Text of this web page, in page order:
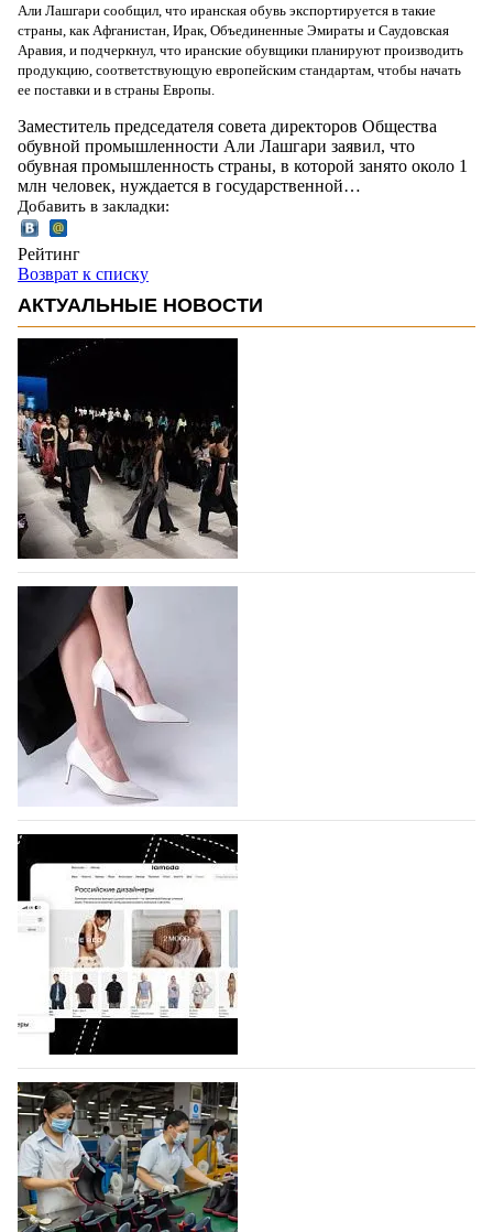
Али Лашгари сообщил, что иранская обувь экспортируется в такие
страны, как Афганистан, Ирак, Объединенные Эмираты и Саудовская
Аравия, и подчеркнул, что иранские обувщики планируют производить
продукцию, соответствующую европейским стандартам, чтобы начать
ее поставки и в страны Европы.
Заместитель председателя совета директоров Общества
обувной промышленности Али Лашгари заявил, что
обувная промышленность страны, в которой занято около 1
млн человек, нуждается в государственной…
Добавить в закладки:
Рейтинг
Возврат к списку
АКТУАЛЬНЫЕ НОВОСТИ
На участие в Московской неделе моды
подано 1047 заявок
На участие в седьмой Московской неделе моды,
которая пройдет в российской столице с 26 сентября
по 1 октября, уже подано 1047 заявок. Примерно
половину из них (494) прислали дизайнеры,
коллекции которых не были представлены в…
07.08.2026 539
BALLINA представит свои новинки на Euro
Shoes
Компания BALLINA Guangzhou Lihuang Footwear
Co., Ltd., основанная в 2011 году и расположенная в
Гуанчжоу, столице моды Китая, является
профессиональной обувной компанией,
объединяющей разработку, производство и…
07.08.2026 394
На платформе Lamoda - новый раздел и
условия продвижения локальных
дизайнерских марок
Российский маркетплейс Lamoda решил обновить